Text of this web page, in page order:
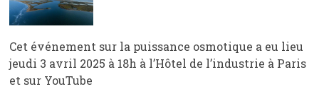
Cet événement sur la puissance osmotique a eu lieu
jeudi 3 avril 2025 à 18h à l’Hôtel de l’industrie à Paris
et sur YouTube